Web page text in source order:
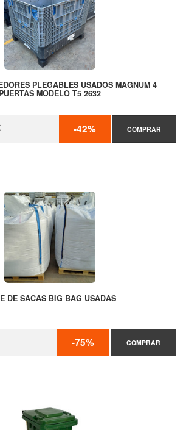
PLEGABLES USADOS MAGNUM 4
PUERTAS MODELO T5 2632
-42% COMPRAR
DE SACAS BIG BAG USADAS
-75% COMPRAR